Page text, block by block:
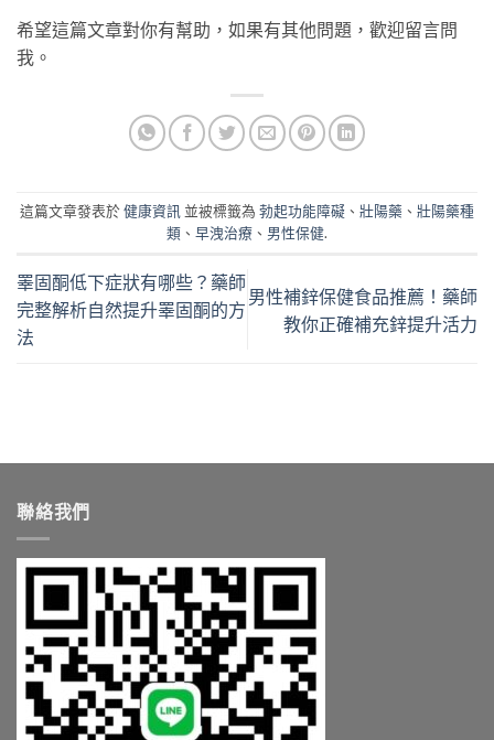
希望這篇文章對你有幫助，如果有其他問題，歡迎留言問
我。
這篇文章發表於健康資訊 並被標籤為 勃起功能障礙 、 壯陽藥 、 壯陽藥種
類 、 早洩治療 、 男性保健.
睪固酮低下症狀有哪些？藥師
完整解析自然提升睪固酮的方
法
男性補鋅保健食品推薦！藥師
教你正確補充鋅提升活力
聯絡我們